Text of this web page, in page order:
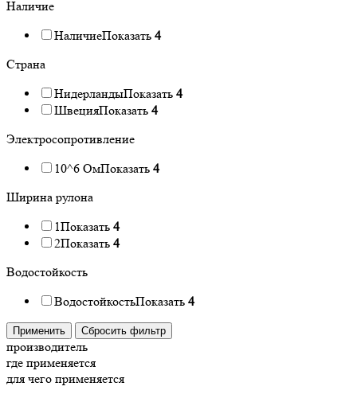
Наличие
НаличиеПоказать 4
Страна
НидерландыПоказать 4
ШвецияПоказать 4
Электросопротивление
10^6 ОмПоказать 4
Ширина рулона
1Показать 4
2Показать 4
Водостойкость
ВодостойкостьПоказать 4
Применить Сбросить фильтр
производитель
где применяется
для чего применяется